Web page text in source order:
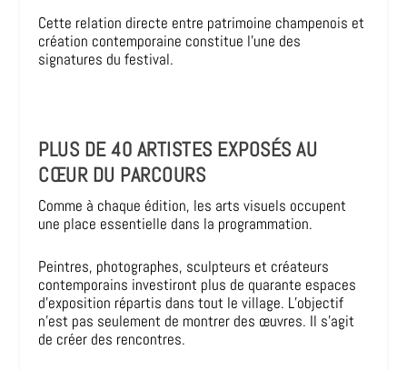
Cette relation directe entre patrimoine champenois et
création contemporaine constitue l’une des
signatures du festival.
PLUS DE 40 ARTISTES EXPOSÉS AU
CŒUR DU PARCOURS
Comme à chaque édition, les arts visuels occupent
une place essentielle dans la programmation.
Peintres, photographes, sculpteurs et créateurs
contemporains investiront plus de quarante espaces
d’exposition répartis dans tout le village. L’objectif
n’est pas seulement de montrer des œuvres. Il s’agit
de créer des rencontres.